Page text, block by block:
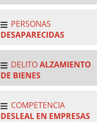
PERSONAS
DESAPARECIDAS
DELITOALZAMIENTO
DE BIENES
COMPETENCIA
DESLEAL EN EMPRESAS